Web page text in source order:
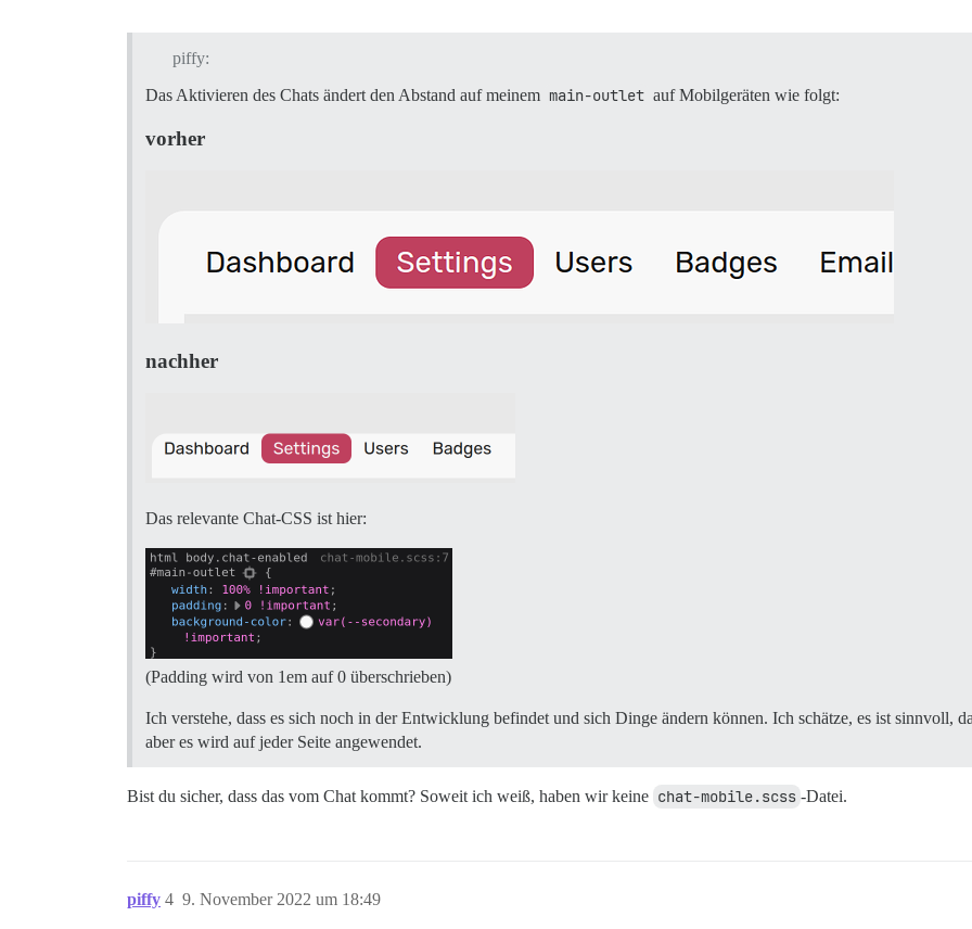
piffy:
Das Aktivieren des Chats ändert den Abstand auf meinem main-outlet auf Mobilgeräten wie folgt:
vorher
nachher
Das relevante Chat-CSS ist hier:
(Padding wird von 1em auf 0 überschrieben)
Ich verstehe, dass es sich noch in der Entwicklung befindet und sich Dinge ändern können. Ich schätze, es ist sinnvoll,
aber es wird auf jeder Seite angewendet.
Bist du sicher, dass das vom Chat kommt? Soweit ich weiß, haben wir keine chat-mobile.scss -Datei.
piffy 9. November 2022 um 18:49
4